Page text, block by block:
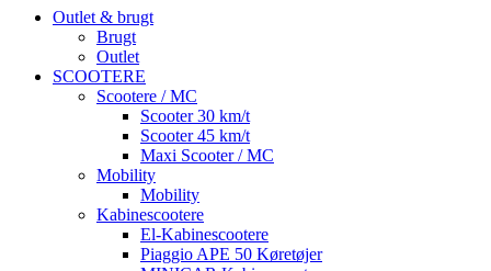
Outlet & brugt
Brugt
Outlet
SCOOTERE
Scootere / MC
Scooter 30 km/t
Scooter 45 km/t
Maxi Scooter / MC
Mobility
Mobility
Kabinescootere
El-Kabinescootere
Piaggio APE 50 Køretøjer